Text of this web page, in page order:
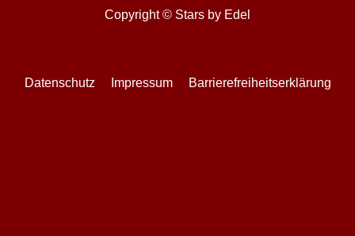
Copyright © Stars by Edel
Datenschutz Impressum Barrierefreiheitserklärung